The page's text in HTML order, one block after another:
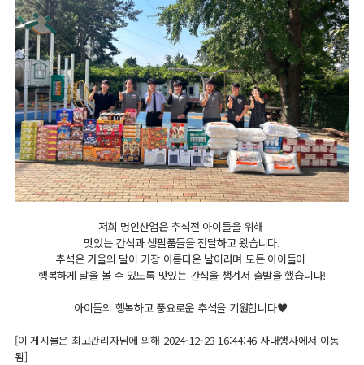
​저희 명인산업은 추석전 아이들을 위해
맛있는 간식과 생필품들을 전달하고 왔습니다.
추석은 가을의 달이 가장 아름다운 날이라며 모든 아이들이
행복하게 달을 볼 수 있도록 맛있는 간식을 챙겨서 출발을 했습니다!
아이들의 행복하고 풍요로운 추석을 기원합니다♥
[이 게시물은 최고관리자님에 의해 2024-12-23 16:44:46 사내행사에서 이동
됨]